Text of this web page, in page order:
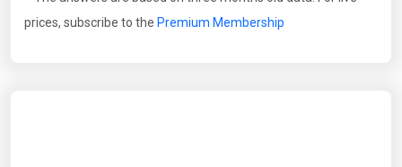
prices, subscribe to the Premium Membership